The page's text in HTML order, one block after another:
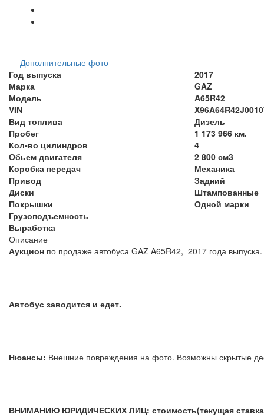
Дополнительные фото
Год выпуска
2017
Марка
GAZ
Модель
A65R42
VIN
Вид топлива
Дизель
Пробег
1 173 966 км.
Кол-во цилиндров
4
Обьем двигателя
2 800 см3
Коробка передач
Механика
Привод
Задний
Диски
Штампованные
Покрышки
Одной марки
Грузоподъемность
Выработка
Описание
Аукцион по продаже автобуса GAZ A65R42, 2017 года
Автобус заводится и едет.
Нюансы: Внешние повреждения на фото. Возможны
ВНИМАНИЮ ЮРИДИЧЕСКИХ ЛИЦ: стоимость(текущая ставка)